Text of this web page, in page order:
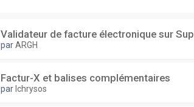
Validateur de facture électronique sur
parARGH
Factur-X et balises complémentaires
par lchrysos